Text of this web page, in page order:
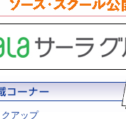
アップ